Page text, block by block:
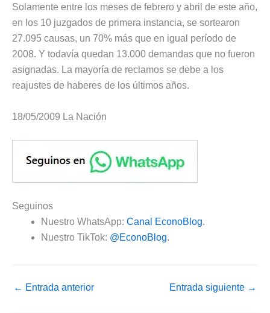
Solamente entre los meses de febrero y abril de este año,
en los 10 juzgados de primera instancia, se sortearon
27.095 causas, un 70% más que en igual período de
2008. Y todavía quedan 13.000 demandas que no fueron
asignadas. La mayoría de reclamos se debe a los
reajustes de haberes de los últimos años.
18/05/2009 La Nación
Seguinos
Nuestro WhatsApp: Canal EconoBlog.
Nuestro TikTok: @EconoBlog.
← Entrada anterior Entrada siguiente →